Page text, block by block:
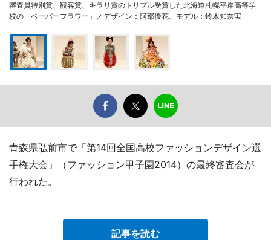
審査員特別賞、観客賞、キラリ賞のトリプル受賞した北海道札幌平岸高等学
校の「ペーパーフラワー」／デザイン：阿部優花、モデル：鈴木知奈実
青森県弘前市で「第14回全国高校ファッションデザイン選
手権大会」（ファッション甲子園2014）の最終審査会が
行われた。
記事を読む